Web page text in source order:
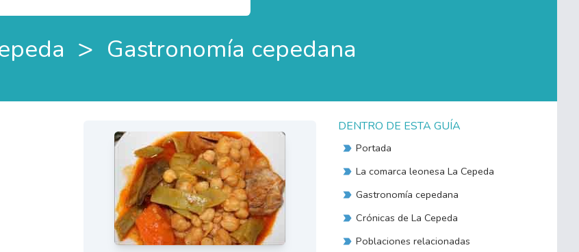
> Gastronomía cepedana
DENTRO DE ESTA GUÍA
Portada
La comarca leonesa La Cepeda
Gastronomía cepedana
Crónicas de La Cepeda
Poblaciones relacionadas